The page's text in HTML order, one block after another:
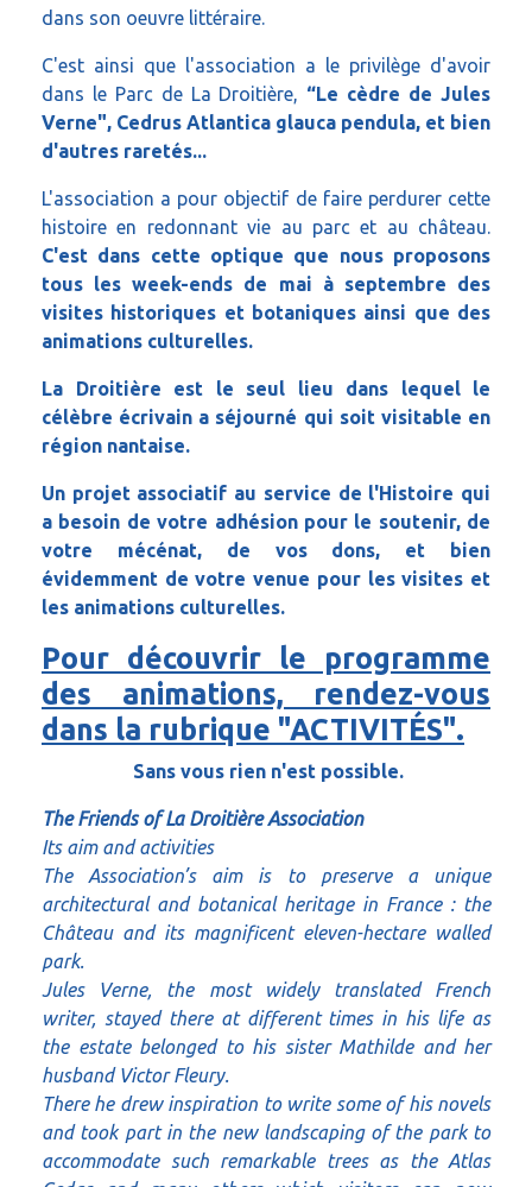
dans son oeuvre littéraire.
C'est ainsi que l'association a le privilège d'avoir
dans le Parc de La Droitière,
“Le cèdre de Jules
Verne", Cedrus Atlantica glauca pendula, et bien
d'autres raretés...
L'association a pour objectif de faire perdurer cette
histoire en redonnant vie au parc et au château.
C'est dans cette optique que nous proposons
tous les week-ends de mai à septembre des
visites historiques et botaniques ainsi que des
animations culturelles.
La Droitière est le seul lieu dans lequel le
célèbre écrivain a séjourné qui soit visitable en
région nantaise.
Un projet associatif au service de l'Histoire qui
a besoin de votre adhésion pour le soutenir, de
votre mécénat, de vos dons, et bien
évidemment de votre venue pour les visites et
les animations culturelles.
Pour découvrir le programme
des animations, rendez-vous
dans la rubrique "ACTIVITÉS".
Sans vous rien n'est possible.
The Friends of La Droitière Association
Its aim and activities
The Association’s aim is to preserve a unique
architectural and botanical heritage in France : the
Château and its magnificent eleven-hectare walled
park.
Jules Verne, the most widely translated French
writer, stayed there at different times in his life as
the estate belonged to his sister Mathilde and her
husband Victor Fleury.
There he drew inspiration to write some of his novels
and took part in the new landscaping of the park to
accommodate such remarkable trees as the Atlas